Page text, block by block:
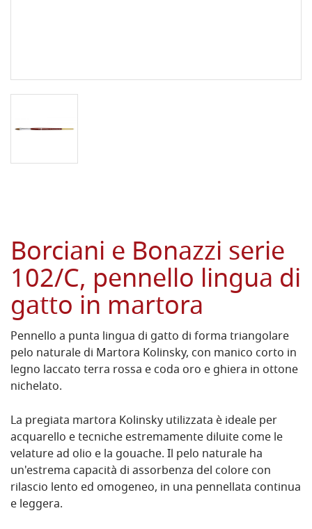
Borciani e Bonazzi serie
102/C, pennello lingua di
gatto in martora
Pennello a punta lingua di gatto di forma triangolare
pelo naturale di Martora Kolinsky, con manico corto in
legno laccato terra rossa e coda oro e ghiera in ottone
nichelato.
La pregiata martora Kolinsky utilizzata è ideale per
acquarello e tecniche estremamente diluite come le
velature ad olio e la gouache. Il pelo naturale ha
un'estrema capacità di assorbenza del colore con
rilascio lento ed omogeneo, in una pennellata continua
e leggera.